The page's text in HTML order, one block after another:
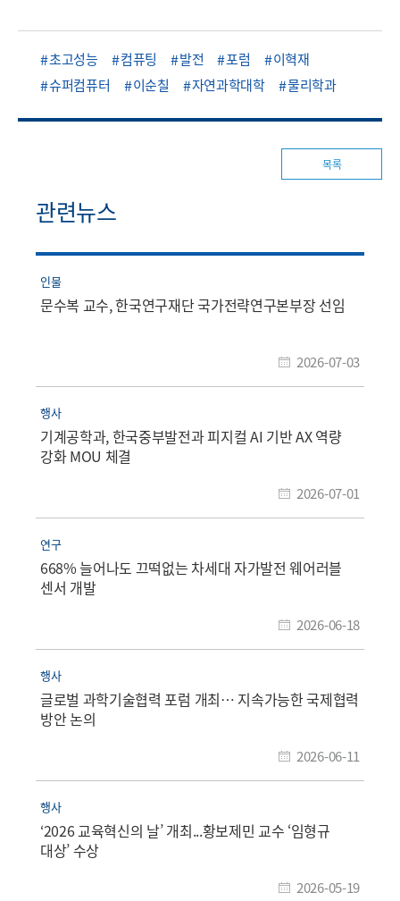
초고성능 컴퓨팅 발전 포럼
이혁재
슈퍼컴퓨터
이순칠 자연과학대학 물리학과
목록
관련뉴스
인물
문수복 교수, 한국연구재단 국가전략연구본부장 선임
2026-07-03
행사
기계공학과, 한국중부발전과 피지컬 AI 기반 AX 역량
강화 MOU 체결
2026-07-01
연구
668% 늘어나도 끄떡없는 차세대 자가발전 웨어러블
센서 개발
2026-06-18
행사
글로벌 과학기술협력 포럼 개최… 지속가능한 국제협력
방안 논의
2026-06-11
행사
‘2026 교육혁신의 날’ 개최...황보제민 교수 ‘임형규
대상’ 수상
2026-05-19